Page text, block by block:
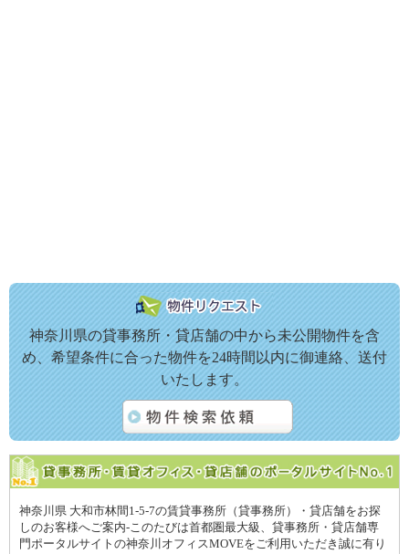
神奈川県の貸事務所・貸店舗の中から未公開物件を含
め、希望条件に合った物件を24時間以内に御連絡、送付
いたします。
神奈川県 大和市林間1-5-7の賃貸事務所（貸事務所）・貸店舗をお探
しのお客様へご案内-このたびは首都圏最大級、貸事務所・貸店舗専
門ポータルサイトの神奈川オフィスMOVEをご利用いただき誠に有り